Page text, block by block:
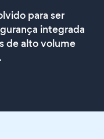
para ser
integrada
de alto volume